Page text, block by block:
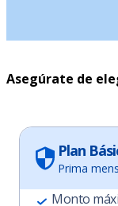
Asegúrate de
Plan
Prima
Monto